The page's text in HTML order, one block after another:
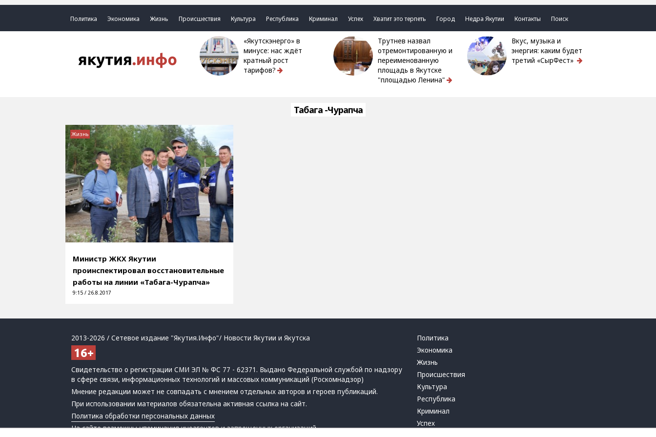
Политика Экономика Жизнь Происшествия Культура Республика Криминал Успех Хватит это терпеть Город Недра Якутии Контакты Поиск
«Якутскэнерго» в
минусе: нас ждёт
кратный рост
тарифов?
Трутнев назвал
отремонтированную и
переименованную
площадь в Якутске
"площадью Ленина"
Вкус, музыка и
энергия: каким будет
третий «СырФест»
Табага -Чурапча
Министр ЖКХ Якутии
проинспектировал восстановительные
работы на линии «Табага-Чурапча»
9:15 / 26.8.2017
Жизнь
2013-2026 / Сетевое издание "Якутия.Инфо"/ Новости Якутии и Якутска
Свидетельство о регистрации СМИ ЭЛ № ФС 77 - 62371. Выдано Федеральной службой по надзору
в сфере связи, информационных технологий и массовых коммуникаций (Роскомнадзор)
Мнение редакции может не совпадать с мнением отдельных авторов и героев публикаций.
При использовании материалов обязательна активная ссылка на сайт.
Политика обработки персональных данных
На сайте возможны упоминанияиноагентовизапрещенных организаций
Политика
Экономика
Жизнь
Происшествия
Культура
Республика
Криминал
Успех